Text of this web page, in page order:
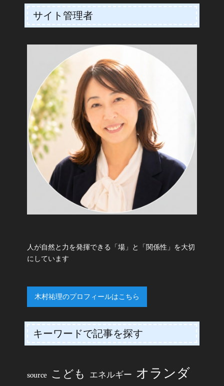
サイト管理者
人が自然と力を発揮できる「場」と「関係性」を大切
にしています
木村祐理のプロフィールはこちら
キーワードで記事を探す
source こども エネルギー オランダ